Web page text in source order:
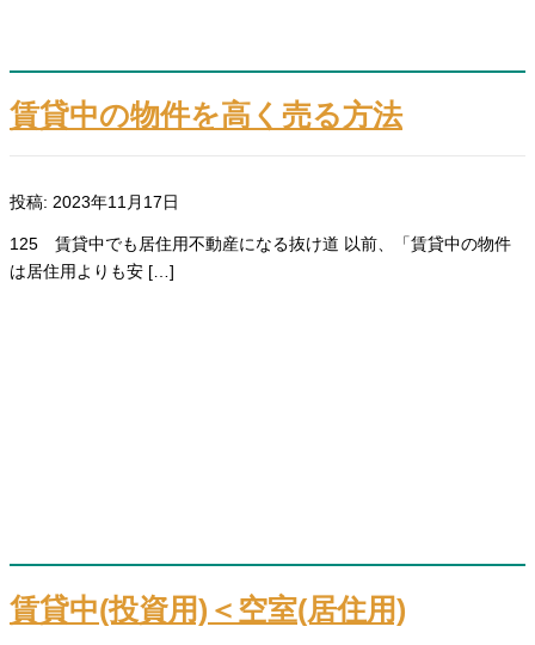
賃貸中の物件を高く売る方法
投稿: 2023年11月17日
125 賃貸中でも居住用不動産になる抜け道 以前、「賃貸中の物件
は居住用よりも安 […]
賃貸中(投資用)＜空室(居住用)